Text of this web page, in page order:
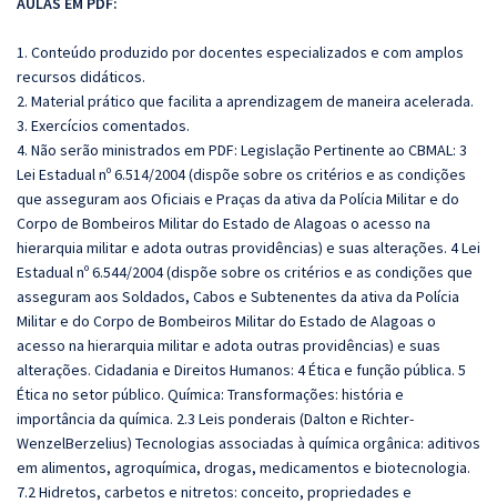
1. Conteúdo produzido por docentes especializados e com amplos
recursos didáticos.
2. Material prático que facilita a aprendizagem de maneira acelerada.
3. Exercícios comentados.
4. Não serão ministrados em PDF: Legislação Pertinente ao CBMAL: 3
Lei Estadual nº 6.514/2004 (dispõe sobre os critérios e as condições
que asseguram aos Oficiais e Praças da ativa da Polícia Militar e do
Corpo de Bombeiros Militar do Estado de Alagoas o acesso na
hierarquia militar e adota outras providências) e suas alterações. 4 Lei
Estadual nº 6.544/2004 (dispõe sobre os critérios e as condições que
asseguram aos Soldados, Cabos e Subtenentes da ativa da Polícia
Militar e do Corpo de Bombeiros Militar do Estado de Alagoas o
acesso na hierarquia militar e adota outras providências) e suas
alterações. Cidadania e Direitos Humanos: 4 Ética e função pública. 5
Ética no setor público. Química: Transformações: história e
importância da química. 2.3 Leis ponderais (Dalton e Richter-
WenzelBerzelius) Tecnologias associadas à química orgânica: aditivos
em alimentos, agroquímica, drogas, medicamentos e biotecnologia.
7.2 Hidretos, carbetos e nitretos: conceito, propriedades e